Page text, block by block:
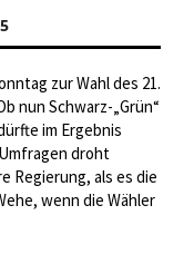
zur Wahl des 21.
nun Schwarz-„Grün“
im Ergebnis
droht
Regierung, als es die
wenn die Wähler